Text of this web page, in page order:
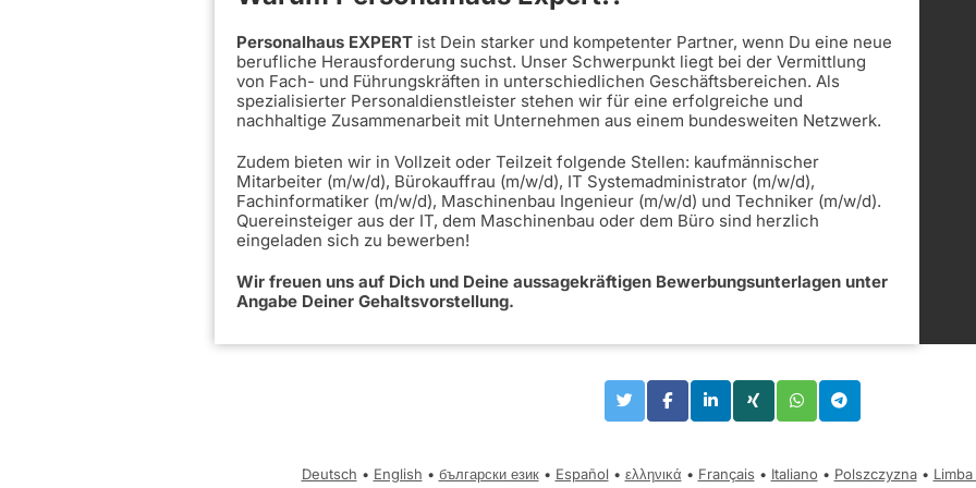
Personalhaus EXPERT ist Dein starker und kompetenter Partner, wenn Du eine neue
berufliche Herausforderung suchst. Unser Schwerpunkt liegt bei der Vermittlung
von Fach- und Führungskräften in unterschiedlichen Geschäftsbereichen. Als
spezialisierter Personaldienstleister stehen wir für eine erfolgreiche und
nachhaltige Zusammenarbeit mit Unternehmen aus einem bundesweiten Netzwerk.
Zudem bieten wir in Vollzeit oder Teilzeit folgende Stellen: kaufmännischer
Mitarbeiter (m/w/d), Bürokauffrau (m/w/d), IT Systemadministrator (m/w/d),
Fachinformatiker (m/w/d), Maschinenbau Ingenieur (m/w/d) und Techniker (m/w/d).
Quereinsteiger aus der IT, dem Maschinenbau oder dem Büro sind herzlich
eingeladen sich zu bewerben!
Wir freuen uns auf Dich und Deine aussagekräftigen Bewerbungsunterlagen unter
Angabe Deiner Gehaltsvorstellung.
Deutsch • English • български език • Español • ελληνικά • Français • Italiano • Polszczyzna •